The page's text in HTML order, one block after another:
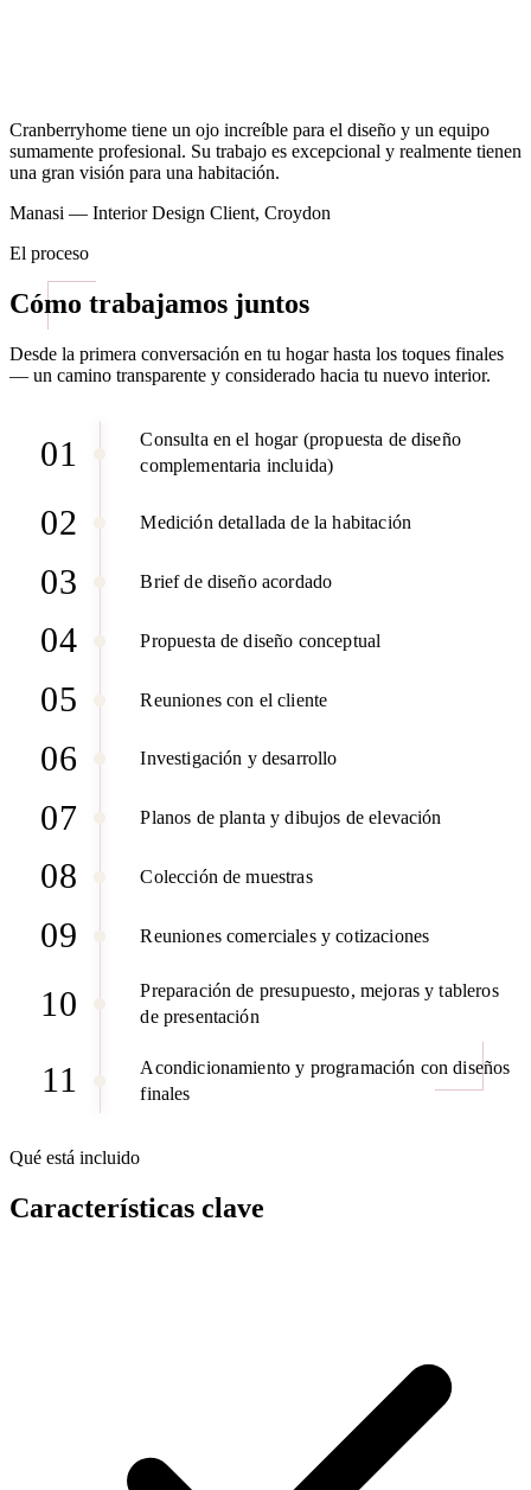
Cranberryhome tiene un ojo increíble para el diseño y un equipo
sumamente profesional. Su trabajo es excepcional y realmente tienen
una gran visión para una habitación.
Manasi — Interior Design Client, Croydon
El proceso
Cómo trabajamos juntos
Desde la primera conversación en tu hogar hasta los toques finales
— un camino transparente y considerado hacia tu nuevo interior.
01
Consulta en el hogar (propuesta de diseño
complementaria incluida)
02 Medición detallada de la habitación
03 Brief de diseño acordado
04 Propuesta de diseño conceptual
05 Reuniones con el cliente
06 Investigación y desarrollo
07 Planos de planta y dibujos de elevación
08 Colección de muestras
09 Reuniones comerciales y cotizaciones
10
Preparación de presupuesto, mejoras y tableros
de presentación
11
Acondicionamiento y programación con diseños
finales
Qué está incluido
Características clave